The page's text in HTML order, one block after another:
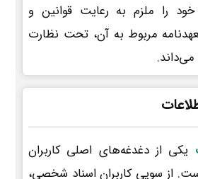
خود را ملزم به رعایت قوانین و
مربوط به آن، تحت نظارت
یکی از دغدغه‌های اصلی کاربران
از سویی کاربران اسناد شخصی،